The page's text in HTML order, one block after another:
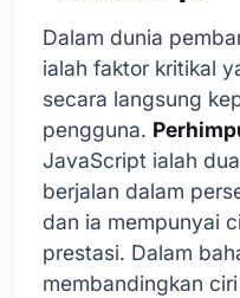
Dalam dunia
ialah faktor kritikal
secara langsung
pengguna.
JavaScript ialah
berjalan dalam
dan ia mempunyai
prestasi. Dalam
membandingkan